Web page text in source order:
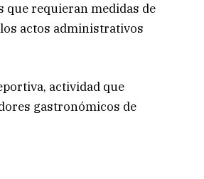
que requieran medidas de
actos administrativos
actividad que
gastronómicos de